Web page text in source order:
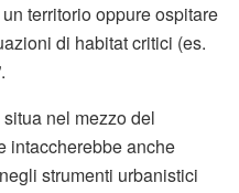
territorio oppure ospitare
di habitat critici (es.
nel mezzo del
intaccherebbe anche
strumenti urbanistici